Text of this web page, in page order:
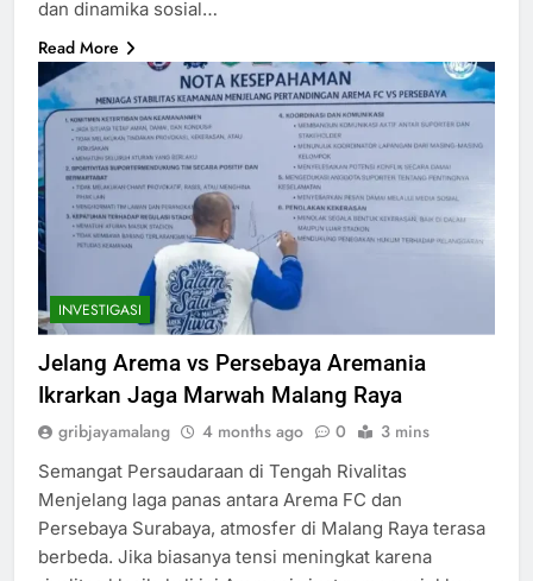
dan dinamika sosial…
Read More
INVESTIGASI
Jelang Arema vs Persebaya Aremania
Ikrarkan Jaga Marwah Malang Raya
gribjayamalang 4 months ago 0 3 mins
Semangat Persaudaraan di Tengah Rivalitas
Menjelang laga panas antara Arema FC dan
Persebaya Surabaya, atmosfer di Malang Raya terasa
berbeda. Jika biasanya tensi meningkat karena